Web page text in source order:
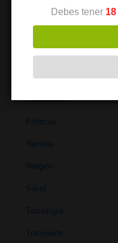
Investigación
Materiales
Medicina
Parafernalia
Políticas
Recetas
Religión
Salud
Tecnología
Transporte
Debes tener 18